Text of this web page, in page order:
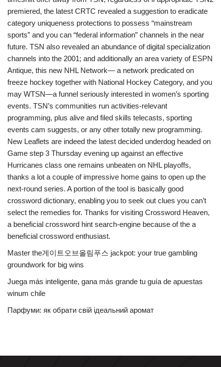
premiered, the latest CRTC revealed a suggestion to eradicate
category uniqueness protections to possess “mainstream
sports” and you can “federal information” channels in the near
future. TSN also revealed an abundance of digital specialization
channels into the 2001; and additionally an area variety of ESPN
Antique, this new NHL Network— a network predicated on
freeze hockey together with National Hockey Category, and you
may WTSN—a funnel seriously interested in women’s sporting
events. TSN’s communities run activities-relevant
programming, plus alive and filed skills telecasts, sporting
events cam suggests, or any other totally new programming.
New Leaflets are indeed the latest decided underdog headed on
Game step 3 Thursday evening up against an effective
Hurricanes class one remains unbeaten on NHL playoffs,
thanks a lot a couple of impressive home gains to open up the
next-round series. A portion of the tool is basically good
crossword dictionary, enabling you to seek out clues you can’t
select the remedies for. Thanks for visiting Crossword Heaven,
a beneficial crossword hint search-engine because of the a
beneficial crossword enthusiast.
Master the게이트오브올림푸스 jackpot: your true gambling
groundwork for big wins
Juega más inteligente, gana más grande tu guía de apuestas
winum chile
Парфуми: як обрати свій ідеальний аромат